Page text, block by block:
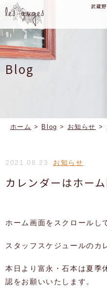
武蔵
Blog
ホーム > Blog > お知らせ >
2021.08.23 お知らせ
カレンダーはホー
ホーム画面をスクロールし
スタッフスケジュールのカ
本日より富永・石本は夏季
認をお願いいたします。